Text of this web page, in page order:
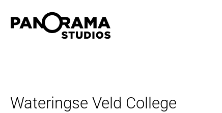
Wateringse Veld College